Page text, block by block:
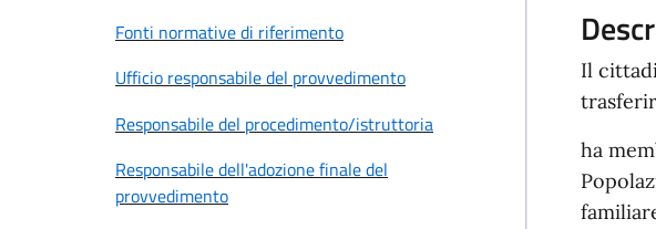
Fonti normative di riferimento
Ufficio responsabile del provvedimento
Responsabile del procedimento/istruttoria
Responsabile dell'adozione finale del
provvedimento
Il
ha